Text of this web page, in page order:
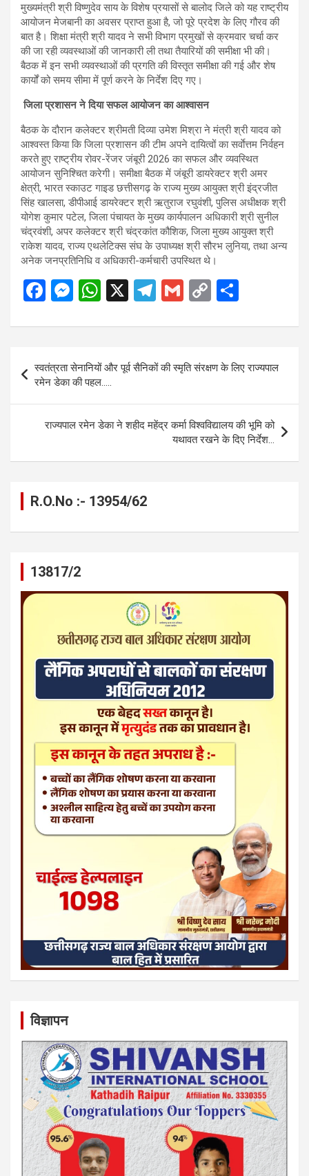
मुख्यमंत्री श्री विष्णुदेव साय के विशेष प्रयासों से बालोद जिले को यह राष्ट्रीय
आयोजन मेजबानी का अवसर प्राप्त हुआ है, जो पूरे प्रदेश के लिए गौरव की
बात है। शिक्षा मंत्री श्री यादव ने सभी विभाग प्रमुखों से क्रमवार चर्चा कर
की जा रही व्यवस्थाओं की जानकारी ली तथा तैयारियों की समीक्षा भी की।
बैठक में इन सभी व्यवस्थाओं की प्रगति की विस्तृत समीक्षा की गई और शेष
कार्यों को समय सीमा में पूर्ण करने के निर्देश दिए गए।
जिला प्रशासन ने दिया सफल आयोजन का आश्वासन
बैठक के दौरान कलेक्टर श्रीमती दिव्या उमेश मिश्रा ने मंत्री श्री यादव को
आश्वस्त किया कि जिला प्रशासन की टीम अपने दायित्वों का सर्वाेत्तम निर्वहन
करते हुए राष्ट्रीय रोवर-रेंजर जंबूरी 2026 का सफल और व्यवस्थित
आयोजन सुनिश्चित करेगी। समीक्षा बैठक में जंबूरी डायरेक्टर श्री अमर
क्षेत्री, भारत स्काउट गाइड छत्तीसगढ़ के राज्य मुख्य आयुक्त श्री इंद्रजीत
सिंह खालसा, डीपीआई डायरेक्टर श्री ऋतुराज रघुवंशी, पुलिस अधीक्षक श्री
योगेश कुमार पटेल, जिला पंचायत के मुख्य कार्यपालन अधिकारी श्री सुनील
चंद्रवंशी, अपर कलेक्टर श्री चंद्रकांत कौशिक, जिला मुख्य आयुक्त श्री
राकेश यादव, राज्य एथलेटिक्स संघ के उपाध्यक्ष श्री सौरभ लुनिया, तथा अन्य
अनेक जनप्रतिनिधि व अधिकारी-कर्मचारी उपस्थित थे।
F
ce
b
o
o
k
M
se
n
g
er
W
at
s
A
p
p
X
T
e
gr
a
m
G
ail
C
py
Li
n
k
ar
navigation
स्वतंत्रता सेनानियों और पूर्व सैनिकों की स्मृति संरक्षण के लिए राज्यपाल
रमेन डेका की पहल…..
राज्यपाल रमेन डेका ने शहीद महेंद्र कर्मा विश्वविद्यालय की भूमि को
यथावत रखने के दिए निर्देश…
R.O.No :- 13954/62
13817/2
विज्ञापन